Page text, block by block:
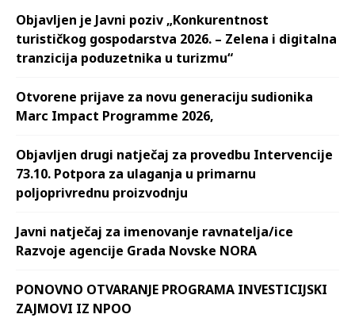
Objavljen je Javni poziv „Konkurentnost
turističkog gospodarstva 2026. – Zelena i digitalna
tranzicija poduzetnika u turizmu“
Otvorene prijave za novu generaciju sudionika
Marc Impact Programme 2026,
Objavljen drugi natječaj za provedbu Intervencije
73.10. Potpora za ulaganja u primarnu
poljoprivrednu proizvodnju
Javni natječaj za imenovanje ravnatelja/ice
Razvoje agencije Grada Novske NORA
PONOVNO OTVARANJE PROGRAMA INVESTICIJSKI
ZAJMOVI IZ NPOO